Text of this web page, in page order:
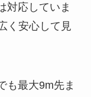
対応していま
く安心して見
も最大9m先ま